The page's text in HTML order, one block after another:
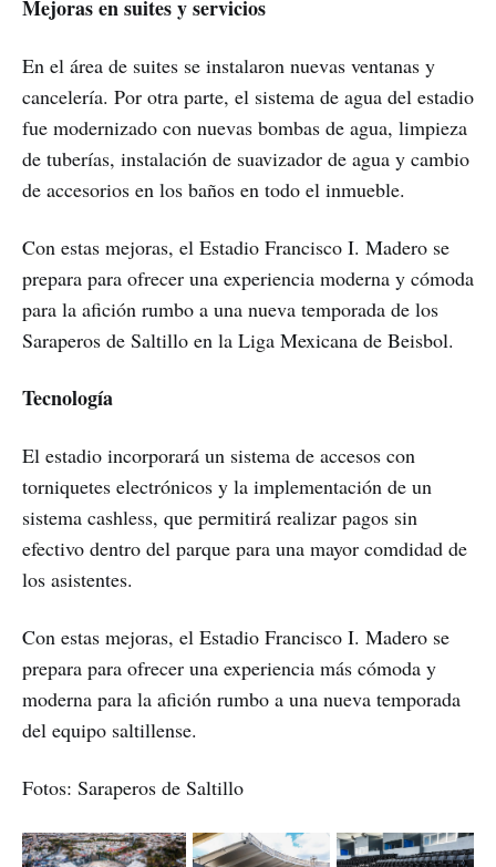
Mejoras en suites y servicios
En el área de suites se instalaron nuevas ventanas y
cancelería. Por otra parte, el sistema de agua del estadio
fue modernizado con nuevas bombas de agua, limpieza
de tuberías, instalación de suavizador de agua y cambio
de accesorios en los baños en todo el inmueble.
Con estas mejoras, el Estadio Francisco I. Madero se
prepara para ofrecer una experiencia moderna y cómoda
para la afición rumbo a una nueva temporada de los
Saraperos de Saltillo en la Liga Mexicana de Beisbol.
Tecnología
El estadio incorporará un sistema de accesos con
torniquetes electrónicos y la implementación de un
sistema cashless, que permitirá realizar pagos sin
efectivo dentro del parque para una mayor comdidad de
los asistentes.
Con estas mejoras, el Estadio Francisco I. Madero se
prepara para ofrecer una experiencia más cómoda y
moderna para la afición rumbo a una nueva temporada
del equipo saltillense.
Fotos: Saraperos de Saltillo